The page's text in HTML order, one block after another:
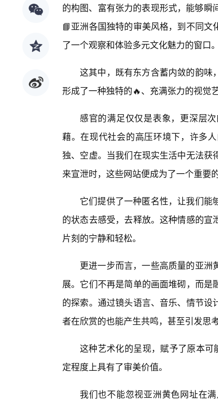
的构图、富有张力的表现形式，能够
📘亚洲各国独特的审美风格，到不同
了一个观察和体验多元文化魅力的窗口
这其中，既有东方含蓄内敛的韵味
形成了一种独特的🔥、充满张力的视觉
感官的满足仅仅是表象，更深层
藉。在现代社会的高压环境下，许多
独、空虚。当我们在现实生活中无法
来宣泄时，这些网站便成为了一个重要
它们提供了一种匿名性，让我们
的状态去感受，去释放。这种情感的
片刻的宁静和轻松。
更进一步而言，一些高质量的亚
展。它们不再是简单的画面堆砌，而
的探索。通过镜头语言、音乐、情节
者在欣赏的也能产生共鸣，甚至引发思
这种艺术化的呈现，赋予了原本可
定程度上具有了审美价值。
我们也不能忽视亚洲黄色网址在